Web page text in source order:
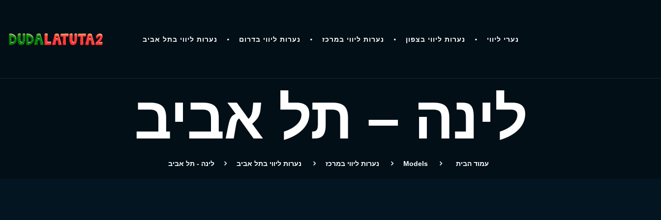
נערות ליווי בתל אביב נערות ליווי בדרום נערות ליווי במרכז נערות ליווי בצפון נערי ליווי
לינה – תל אביב
עמוד הבית Models נערות ליווי במרכז נערות ליווי בתל אביב לינה - תל אביב